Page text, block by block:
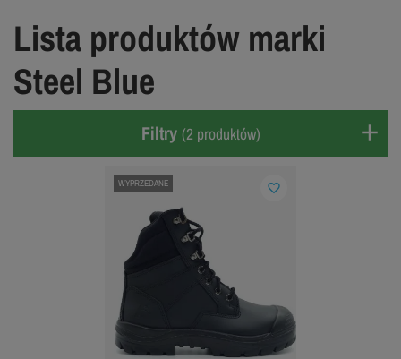
Lista produktów marki
Steel Blue
Filtry (2 produktów)
WYPRZEDANE favorite_border